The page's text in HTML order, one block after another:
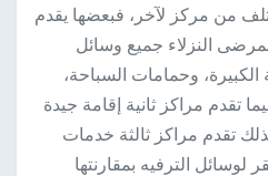
من مركز لآخر، فبعضها يقدم
النزلاء جميع وسائل
الكبيرة، وحمامات السباحة،
تقدم مراكز ثانية إقامة جيدة
تقدم مراكز ثالثة خدمات
لوسائل الترفيه بمقارنتها